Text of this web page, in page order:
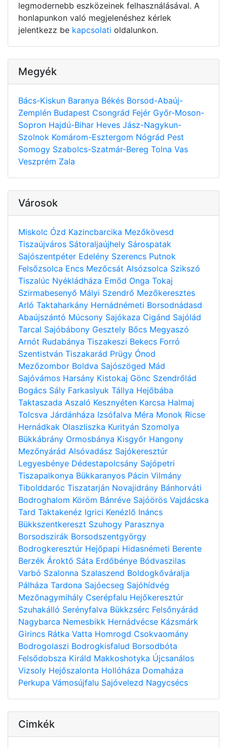
legmodernebb eszközeinek felhasználásával. A
honlapunkon való megjelenéshez kérlek
jelentkezz be kapcsolati oldalunkon.
Megyék
Bács-Kiskun Baranya Békés Borsod-Abaúj-
Zemplén Budapest Csongrád Fejér Győr-Moson-
Sopron Hajdú-Bihar Heves Jász-Nagykun-
Szolnok Komárom-Esztergom Nógrád Pest
Somogy Szabolcs-Szatmár-Bereg Tolna Vas
Veszprém Zala
Városok
Miskolc Ózd Kazincbarcika Mezőkövesd
Tiszaújváros Sátoraljaújhely Sárospatak
Sajószentpéter Edelény Szerencs Putnok
Felsőzsolca Encs Mezőcsát Alsózsolca Szikszó
Tiszalúc Nyékládháza Emőd Onga Tokaj
Szirmabesenyő Mályi Szendrő Mezőkeresztes
Arló Taktaharkány Hernádnémeti Borsodnádasd
Abaújszántó Múcsony Sajókaza Cigánd Sajólád
Tarcal Sajóbábony Gesztely Bőcs Megyaszó
Arnót Rudabánya Tiszakeszi Bekecs Forró
Szentistván Tiszakarád Prügy Ónod
Mezőzombor Boldva Sajószöged Mád
Sajóvámos Harsány Kistokaj Gönc Szendrőlád
Bogács Sály Farkaslyuk Tállya Hejőbába
Taktaszada Aszaló Kesznyéten Karcsa Halmaj
Tolcsva Járdánháza Izsófalva Méra Monok Ricse
Hernádkak Olaszliszka Kurityán Szomolya
Bükkábrány Ormosbánya Kisgyőr Hangony
Mezőnyárád Alsóvadász Sajókeresztúr
Legyesbénye Dédestapolcsány Sajópetri
Tiszapalkonya Bükkaranyos Pácin Vilmány
Tibolddaróc Tiszatarján Novajidrány Bánhorváti
Bodroghalom Köröm Bánréve Sajóörös Vajdácska
Tard Taktakenéz Igrici Kenézlő Ináncs
Bükkszentkereszt Szuhogy Parasznya
Borsodszirák Borsodszentgyörgy
Bodrogkeresztúr Hejőpapi Hidasnémeti Berente
Berzék Ároktő Sáta Erdőbénye Bódvaszilas
Varbó Szalonna Szalaszend Boldogkőváralja
Pálháza Tardona Sajóecseg Sajóhídvég
Mezőnagymihály Cserépfalu Hejőkeresztúr
Szuhakálló Serényfalva Bükkzsérc Felsőnyárád
Nagybarca Nemesbikk Hernádvécse Kázsmárk
Girincs Rátka Vatta Homrogd Csokvaomány
Bodrogolaszi Bodrogkisfalud Borsodbóta
Felsődobsza Királd Makkoshotyka Újcsanálos
Vizsoly Hejőszalonta Hollóháza Domaháza
Perkupa Vámosújfalu Sajóvelezd Nagycsécs
Cimkék